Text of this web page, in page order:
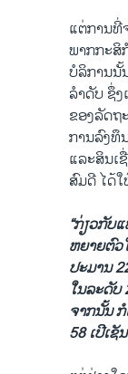
ແຕ່ການທີ່
ພາກກະສິ
ບໍລິການນັ້
ລຳດັບ ຊຶ່
ຂອງລັດຖ
ການລົງທຶ
ແລະສິນເ
ສົມດີ ໄດ້
“ກ່ຽວກັບ
ຫຍາຍຕົວ
ປະມານ
ໃນລະດັບ
ຈາກນັ້ນ
58 ເປີເ